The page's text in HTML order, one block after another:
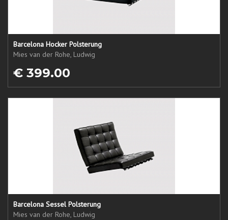
Barcelona Hocker Polsterung
Mies van der Rohe, Ludwig
€ 399.00
Barcelona Sessel Polsterung
Mies van der Rohe, Ludwig